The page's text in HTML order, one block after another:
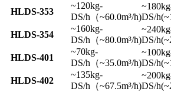
HLDS-353
~120kg-
DS/h（~60.0m³/h)DS/
HLDS-354
~160kg-
DS/h（~80.0m³/h)DS/
HLDS-401
~70kg-
DS/h（~35.0m³/h)DS/
HLDS-402
~135kg-
DS/h（~67.5m³/h)DS/